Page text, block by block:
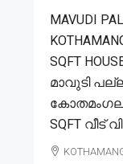
MAVUDI
SQFT
മാവുടി
SQFT വീട്